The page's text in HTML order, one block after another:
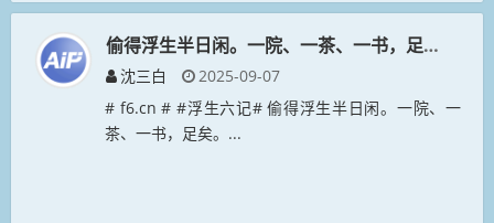
偷得浮生半日闲。一院、一茶、一书，足矣。
沈三白
2025-09-07
# f6.cn # #浮生六记# 偷得浮生半日闲。一院、一
茶、一书，足矣。...